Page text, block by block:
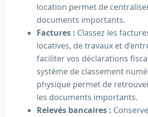
location permet de
documents importants.
Factures : Classez les
locatives, de travaux et
faciliter vos déclarations
système de classement
physique permet de
les documents importants.
Relevés bancaires :